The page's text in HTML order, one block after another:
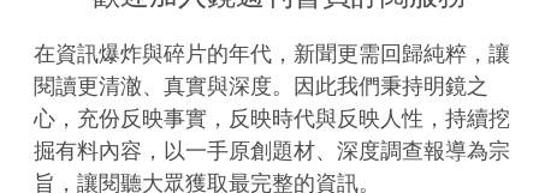
在資訊爆炸與碎片的年代，新聞更需回歸純粹，讓
閱讀更清澈、真實與深度。因此我們秉持明鏡之
心，充份反映事實，反映時代與反映人性，持續挖
掘有料內容，以一手原創題材、深度調查報導為宗
旨，讓閱聽大眾獲取最完整的資訊。